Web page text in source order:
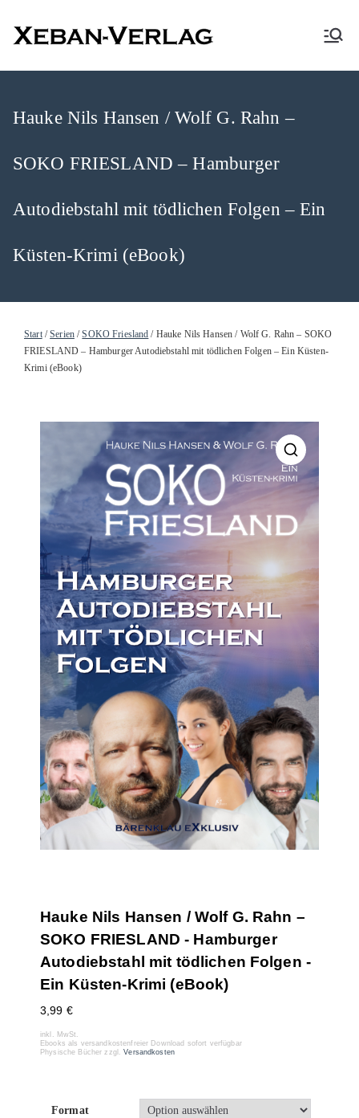
XEBAN-Verlag
Hauke Nils Hansen / Wolf G. Rahn –
SOKO FRIESLAND – Hamburger
Autodiebstahl mit tödlichen Folgen – Ein
Küsten-Krimi (eBook)
Start/Serien/SOKO Friesland / Hauke Nils Hansen / Wolf G. Rahn – SOKO
FRIESLAND – Hamburger Autodiebstahl mit tödlichen Folgen – Ein Küsten-
Krimi (eBook)
🔍
Hauke Nils Hansen / Wolf G. Rahn –
SOKO FRIESLAND - Hamburger
Autodiebstahl mit tödlichen Folgen -
Ein Küsten-Krimi (eBook)
3,99 €
inkl. MwSt.
Ebooks als versandkostenfreier Download sofort verfügbar
Physische Bücher zzgl.Versandkosten
Format